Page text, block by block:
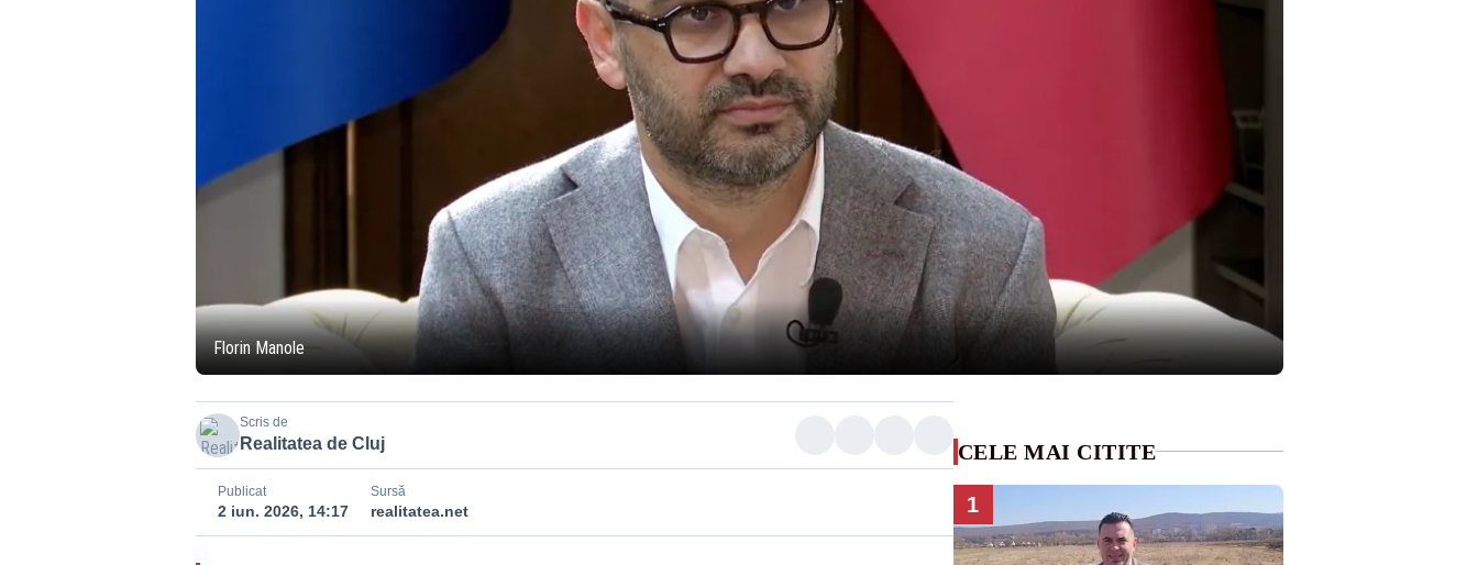
Florin Manole
Scris de
Realitatea de Cluj
Publicat
2 iun. 2026, 14:17
Sursă
realitatea.net
CELE MAI CITITE
1